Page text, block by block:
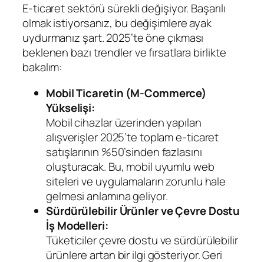
E-ticaret sektörü sürekli değişiyor. Başarılı
olmak istiyorsanız, bu değişimlere ayak
uydurmanız şart. 2025’te öne çıkması
beklenen bazı trendler ve fırsatlara birlikte
bakalım:
Mobil Ticaretin (M-Commerce)
Yükselişi:
Mobil cihazlar üzerinden yapılan
alışverişler 2025’te toplam e-ticaret
satışlarının %50’sinden fazlasını
oluşturacak. Bu, mobil uyumlu web
siteleri ve uygulamaların zorunlu hale
gelmesi anlamına geliyor.
Sürdürülebilir Ürünler ve Çevre Dostu
İş Modelleri:
Tüketiciler çevre dostu ve sürdürülebilir
ürünlere artan bir ilgi gösteriyor. Geri